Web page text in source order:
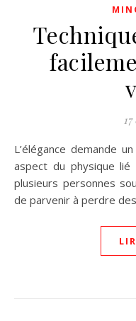
L’élégance demande un sacrifice. Avoir du ventre est un
aspect du physique lié
plusieurs personnes
de parvenir à perdre